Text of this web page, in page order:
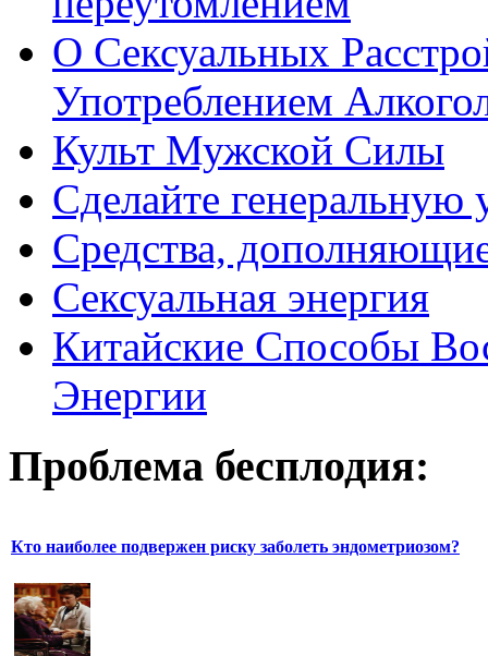
О Сексуальных
Употреблением
Культ Мужской Силы
Сделайте генеральную
Средства,
Сексуальная энергия
Китайские Способы
Энергии
Проблема бесплодия:
Кто наиболее подвержен риску заболеть эндометриозом?